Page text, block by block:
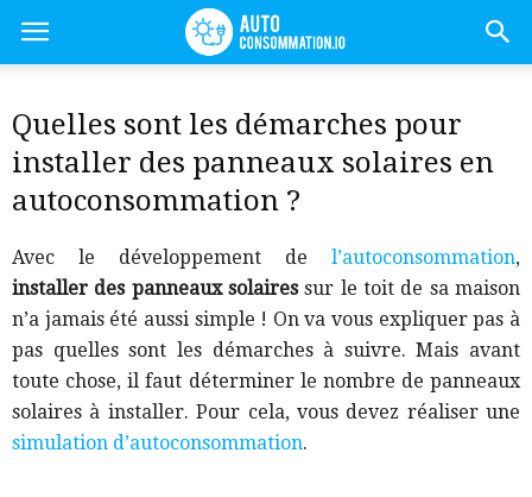
Quelles sont les démarches pour
installer des panneaux solaires en
autoconsommation ?
Avec le développement de l’autoconsommation,
installer des panneaux solairessur le toit de sa maison
n’a jamais été aussi simple ! On va vous expliquer pas à
pas quelles sont les démarches à suivre. Mais avant
toute chose, il faut déterminer le nombre de panneaux
solaires à installer. Pour cela, vous devez réaliser une
simulation d’autoconsommation.